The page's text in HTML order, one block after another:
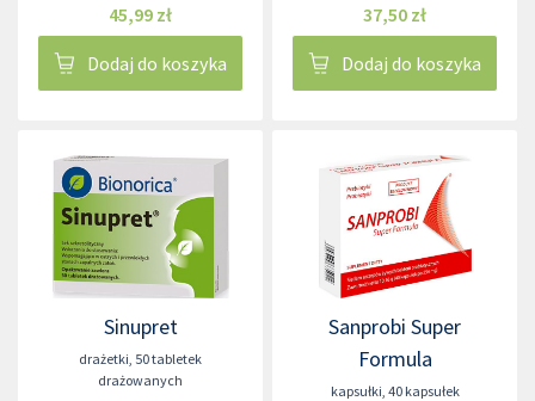
45,99 zł
Dodaj do koszyka
37,50 zł
Dodaj do koszyka
Sinupret
drażetki 50 tabletek
drażowanych
Sanprobi Super
Formula
kapsułki 40 kapsułek